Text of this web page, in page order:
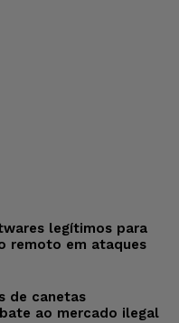
legítimos para
remoto em ataques
de canetas
ao mercado ilegal